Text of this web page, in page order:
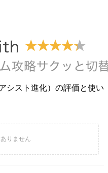
シスト進化）の評価と使い